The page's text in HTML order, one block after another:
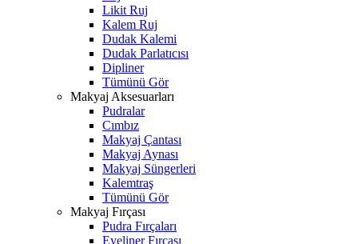
Likit Ruj
Kalem Ruj
Dudak Kalemi
Dudak Parlatıcısı
Dipliner
Tümünü Gör
Makyaj Aksesuarları
Pudralar
Cımbız
Makyaj Çantası
Makyaj Aynası
Makyaj Süngerleri
Kalemtraş
Tümünü Gör
Makyaj Fırçası
Pudra Fırçaları
Eyeliner Fırçası